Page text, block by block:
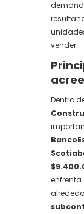
vender.
Dentro